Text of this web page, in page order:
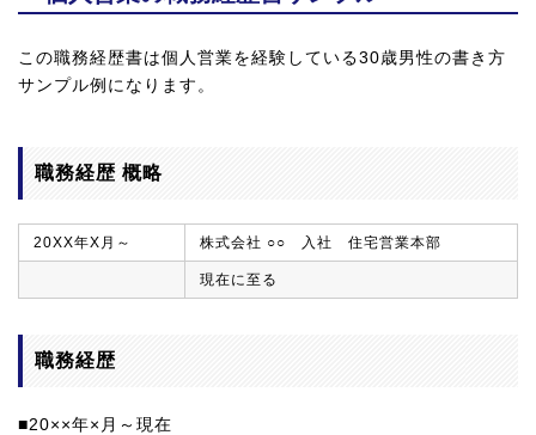
この職務経歴書は個人営業を経験している30歳男性の書き方
サンプル例になります。
職務経歴 概略
20XX年X月～ 株式会社 ○○ 入社 住宅営業本部
現在に至る
職務経歴
■20××年×月～現在